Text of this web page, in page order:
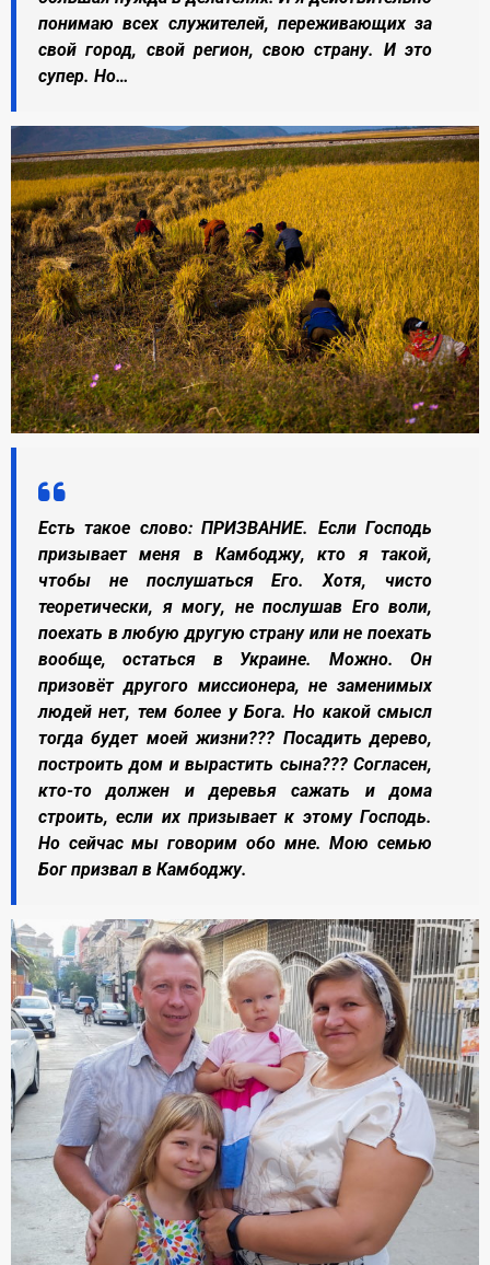
понимаю всех служителей, переживающих за
свой город, свой регион, свою страну. И это
супер. Но…
Есть такое слово: ПРИЗВАНИЕ. Если Господь
призывает меня в Камбоджу, кто я такой,
чтобы не послушаться Его. Хотя, чисто
теоретически, я могу, не послушав Его воли,
поехать в любую другую страну или не поехать
вообще, остаться в Украине. Можно. Он
призовёт другого миссионера, не заменимых
людей нет, тем более у Бога. Но какой смысл
тогда будет моей жизни??? Посадить дерево,
построить дом и вырастить сына??? Согласен,
кто-то должен и деревья сажать и дома
строить, если их призывает к этому Господь.
Но сейчас мы говорим обо мне. Мою семью
Бог призвал в Камбоджу.